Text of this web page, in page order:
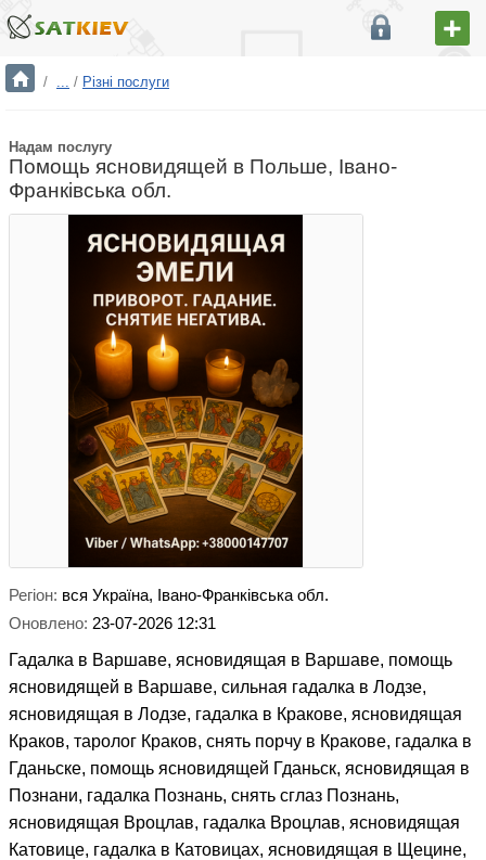
/ ... / Різні послуги
Надам послугу
Помощь ясновидящей в Польше, Івано-
Франківська обл.
Регіон: вся Україна,
Івано-Франківська обл.
Оновлено: 23-07-2026 12:31
Гадалка в Варшаве, ясновидящая в Варшаве, помощь
ясновидящей в Варшаве, сильная гадалка в Лодзе,
ясновидящая в Лодзе, гадалка в Кракове, ясновидящая
Краков, таролог Краков, снять порчу в Кракове, гадалка в
Гданьске, помощь ясновидящей Гданьск, ясновидящая в
Познани, гадалка Познань, снять сглаз Познань,
ясновидящая Вроцлав, гадалка Вроцлав, ясновидящая
Катовице, гадалка в Катовицах, ясновидящая в Щецине,